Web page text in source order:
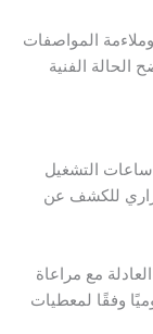
المواصفات
الحالة الفنية
ساعات التشغيل
للكشف عن
مع مراعاة
وفقًا لمعطيات